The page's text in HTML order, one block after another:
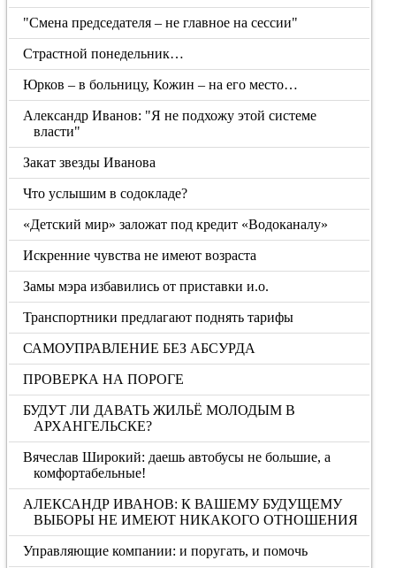
"Смена председателя – не главное на сессии"
Страстной понедельник…
Юрков – в больницу, Кожин – на его место…
Александр Иванов: "Я не подхожу этой системе
власти"
Закат звезды Иванова
Что услышим в содокладе?
«Детский мир» заложат под кредит «Водоканалу»
Искренние чувства не имеют возраста
Замы мэра избавились от приставки и.о.
Транспортники предлагают поднять тарифы
САМОУПРАВЛЕНИЕ БЕЗ АБСУРДА
ПРОВЕРКА НА ПОРОГЕ
БУДУТ ЛИ ДАВАТЬ ЖИЛЬЁ МОЛОДЫМ В
АРХАНГЕЛЬСКЕ?
Вячеслав Широкий: даешь автобусы не большие, а
комфортабельные!
АЛЕКСАНДР ИВАНОВ: К ВАШЕМУ БУДУЩЕМУ
ВЫБОРЫ НЕ ИМЕЮТ НИКАКОГО ОТНОШЕНИЯ
Управляющие компании: и поругать, и помочь